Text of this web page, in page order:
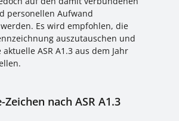
personellen Aufwand
Es wird empfohlen, die
auszutauschen und
ASR A1.3 aus dem Jahr
nach ASR A1.3